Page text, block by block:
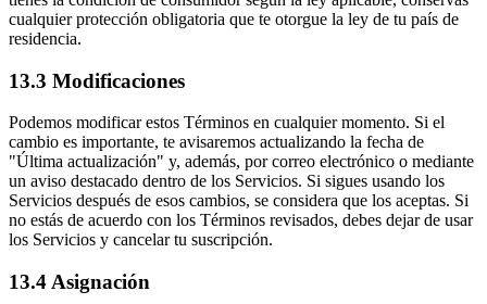
cualquier protección obligatoria que te otorgue la ley de tu país de
residencia.
13.3 Modificaciones
Podemos modificar estos Términos en cualquier momento. Si el
cambio es importante, te avisaremos actualizando la fecha de
"Última actualización" y, además, por correo electrónico o mediante
un aviso destacado dentro de los Servicios. Si sigues usando los
Servicios después de esos cambios, se considera que los aceptas. Si
no estás de acuerdo con los Términos revisados, debes dejar de usar
los Servicios y cancelar tu suscripción.
13.4 Asignación